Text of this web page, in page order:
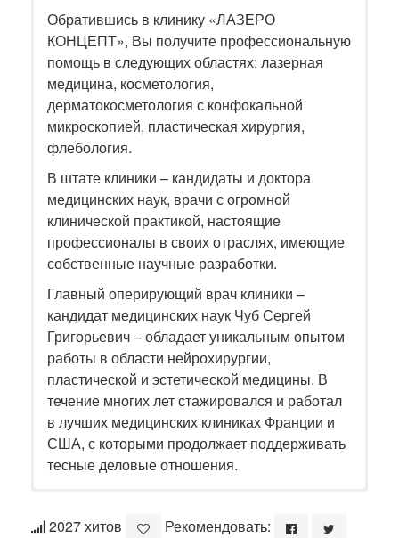
Обратившись в клинику «ЛАЗЕРО
КОНЦЕПТ», Вы получите профессиональную
помощь в следующих областях: лазерная
медицина, косметология,
дерматокосметология с конфокальной
микроскопией, пластическая хирургия,
флебология.
В штате клиники – кандидаты и доктора
медицинских наук, врачи с огромной
клинической практикой, настоящие
профессионалы в своих отраслях, имеющие
собственные научные разработки.
Главный оперирующий врач клиники –
кандидат медицинских наук Чуб Сергей
Григорьевич – обладает уникальным опытом
работы в области нейрохирургии,
пластической и эстетической медицины. В
течение многих лет стажировался и работал
в лучших медицинских клиниках Франции и
США, с которыми продолжает поддерживать
тесные деловые отношения.
2027 хитов
Рекомендовать: